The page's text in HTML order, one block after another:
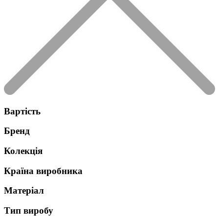
Вартість
Бренд
Колекція
Країна виробника
Матеріал
Тип виробу